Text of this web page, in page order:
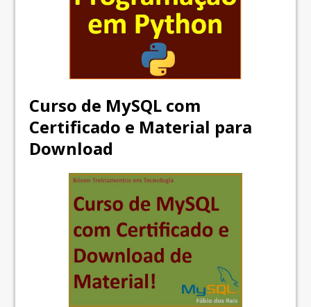
Curso de MySQL com
Certificado e Material para
Download